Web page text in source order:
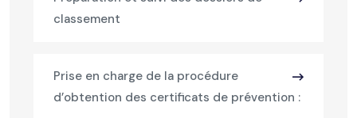
classement
Prise en charge de la procédure
d’obtention des certificats de prévention :